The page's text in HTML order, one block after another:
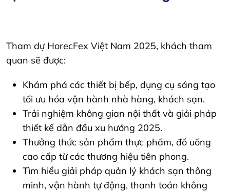
Tham dự HorecFex Việt Nam 2025, khách tham
quan sẽ được:
Khám phá các thiết bị bếp, dụng cụ sáng tạo
tối ưu hóa vận hành nhà hàng, khách sạn.
Trải nghiệm không gian nội thất và giải pháp
thiết kế dẫn đầu xu hướng 2025.
Thưởng thức sản phẩm thực phẩm, đồ uống
cao cấp từ các thương hiệu tiên phong.
Tìm hiểu giải pháp quản lý khách sạn thông
minh, vận hành tự động, thanh toán không